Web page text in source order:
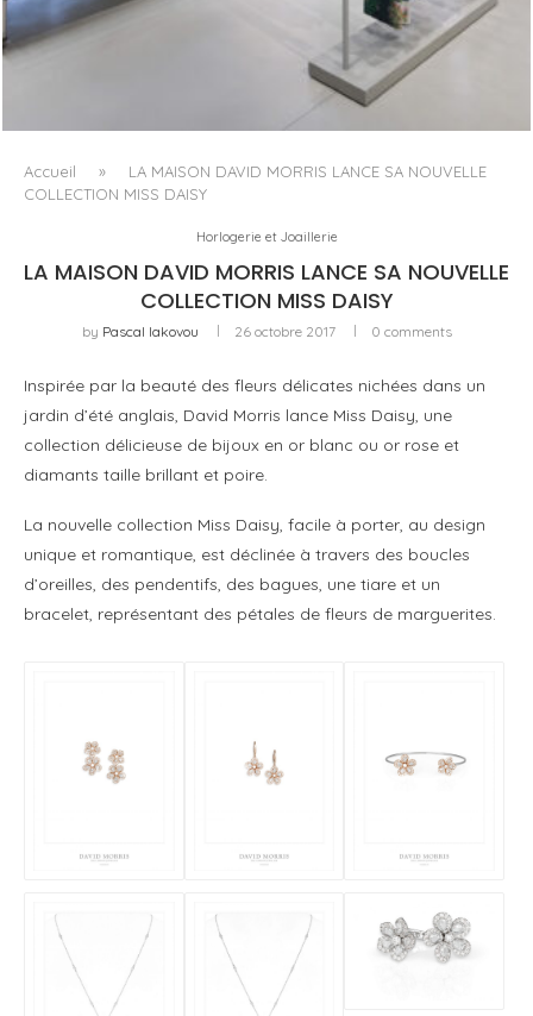
ISSEY MIYAKE AU 45 MADISON AVENUE : LE PLI COMME
PRINCIPE ARCHITECTURAL
Accueil »
LA MAISON DAVID MORRIS LANCE SA NOUVELLE
COLLECTION MISS DAISY
Horlogerie et Joaillerie
LA MAISON DAVID MORRIS LANCE SA NOUVELLE
COLLECTION MISS DAISY
by Pascal Iakovou 26 octobre 2017 0 comments
Inspirée par la beauté des fleurs délicates nichées dans un
jardin d’été anglais, David Morris lance Miss Daisy, une
collection délicieuse de bijoux en or blanc ou or rose et
diamants taille brillant et poire.
La nouvelle collection Miss Daisy, facile à porter, au design
unique et romantique, est déclinée à travers des boucles
d’oreilles, des pendentifs, des bagues, une tiare et un ​
bracelet, représentant des pétales de fleurs de marguerites.